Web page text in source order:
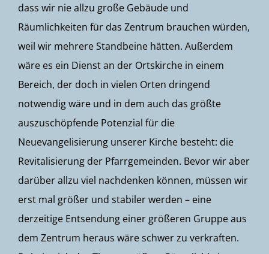
dass wir nie allzu große Gebäude und
Räumlichkeiten für das Zentrum brauchen würden,
weil wir mehrere Standbeine hätten. Außerdem
wäre es ein Dienst an der Ortskirche in einem
Bereich, der doch in vielen Orten dringend
notwendig wäre und in dem auch das größte
auszuschöpfende Potenzial für die
Neuevangelisierung unserer Kirche besteht: die
Revitalisierung der Pfarrgemeinden. Bevor wir aber
darüber allzu viel nachdenken können, müssen wir
erst mal größer und stabiler werden – eine
derzeitige Entsendung einer größeren Gruppe aus
dem Zentrum heraus wäre schwer zu verkraften.